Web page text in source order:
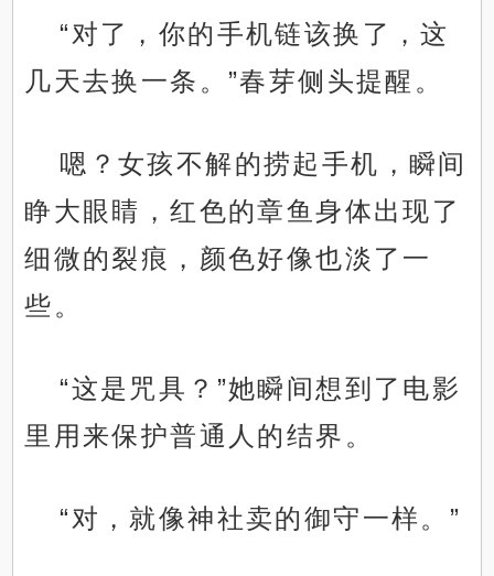
“对了，你的手机链该换了，这
几天去换一条。”春芽侧头提醒。
嗯？女孩不解的捞起手机，瞬间
睁大眼睛，红色的章鱼身体出现了
细微的裂痕，颜色好像也淡了一
些。
“这是咒具？”她瞬间想到了电影
里用来保护普通人的结界。
“对，就像神社卖的御守一样。”